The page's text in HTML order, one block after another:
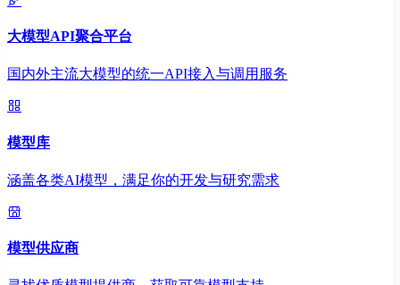
大模型API聚合平台
国内外主流大模型的统一API接入与调用服务
模型库
涵盖各类AI模型，满足你的开发与研究需求
模型供应商